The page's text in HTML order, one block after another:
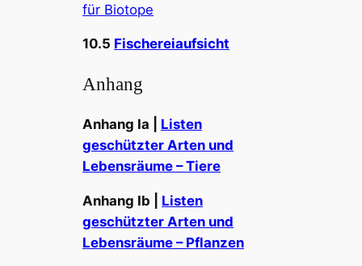
für Biotope
10.5 Fischereiaufsicht
Anhang
Anhang Ia | Listen
geschützter Arten und
Lebensräume – Tiere
Anhang Ib | Listen
geschützter Arten und
Lebensräume – Pflanzen